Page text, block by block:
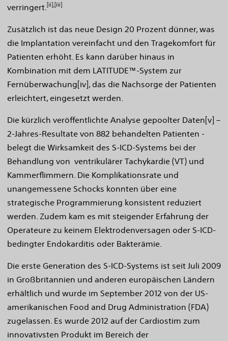
verringert.[ii],[iii]
Zusätzlich ist das neue Design 20 Prozent dünner, was
die Implantation vereinfacht und den Tragekomfort für
Patienten erhöht. Es kann darüber hinaus in
Kombination mit dem LATITUDE™-System zur
Fernüberwachung[iv], das die Nachsorge der Patienten
erleichtert, eingesetzt werden.
Die kürzlich veröffentlichte Analyse gepoolter Daten[v] –
2-Jahres-Resultate von 882 behandelten Patienten -
belegt die Wirksamkeit des S-ICD-Systems bei der
Behandlung von ventrikulärer Tachykardie (VT) und
Kammerflimmern. Die Komplikationsrate und
unangemessene Schocks konnten über eine
strategische Programmierung konsistent reduziert
werden. Zudem kam es mit steigender Erfahrung der
Operateure zu keinem Elektrodenversagen oder S-ICD-
bedingter Endokarditis oder Bakterämie.
Die erste Generation des S-ICD-Systems ist seit Juli 2009
in Großbritannien und anderen europäischen Ländern
erhältlich und wurde im September 2012 von der US-
amerikanischen Food and Drug Administration (FDA)
zugelassen. Es wurde 2012 auf der Cardiostim zum
innovativsten Produkt im Bereich der